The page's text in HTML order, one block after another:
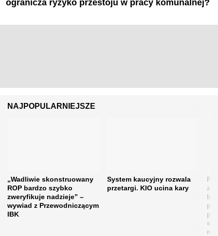
ogranicza ryzyko przestoju w pracy komunalnej?
NAJPOPULARNIEJSZE
„Wadliwie skonstruowany
ROP bardzo szybko
zweryfikuje nadzieje” –
wywiad z Przewodniczącym
IBK
System kaucyjny rozwala
przetargi. KIO ucina kary
się